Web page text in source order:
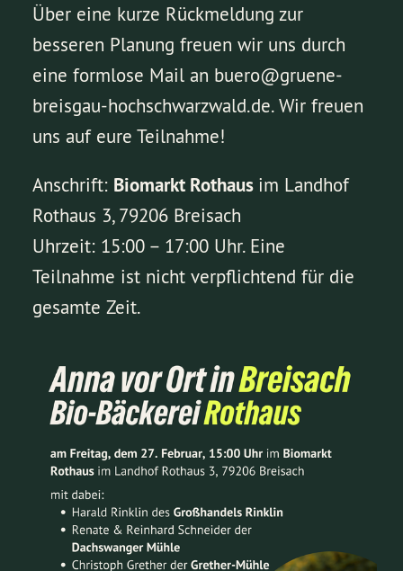
Über eine kurze Rückmeldung zur
besseren Planung freuen wir uns durch
eine formlose Mail an buero@gruene-
breisgau-hochschwarzwald.de. Wir freuen
uns auf eure Teilnahme!
Anschrift: Biomarkt Rothaus im Landhof
Rothaus 3, 79206 Breisach
Uhrzeit: 15:00 – 17:00 Uhr. Eine
Teilnahme ist nicht verpflichtend für die
gesamte Zeit.